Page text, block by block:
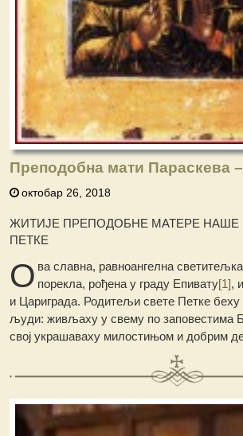
Преподобна мати Параскева
октобар 26, 2018
ЖИТИЈЕ ПРЕПОДОБНЕ МАТЕРЕ НАШЕ
ПЕТКЕ
О ва славна, равноангелна
порекла, рођена у граду Епивату[1],
и Цариграда. Родитељи свете Петке
људи: живљаху у свему по заповестима
свој украшаваху милостињом и добрим